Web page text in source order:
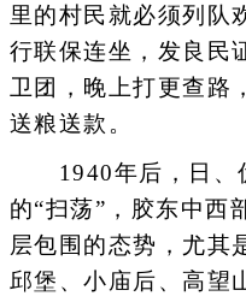
里的村民就必须列队
行联保连坐，发良民
卫团，晚上打更查路
送粮送款。
1940年后，日、
的“扫荡”，胶东中西
层包围的态势，尤其
邱堡、小庙后、高望